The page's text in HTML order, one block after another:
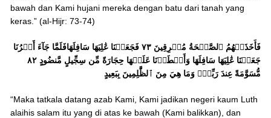
bawah dan Kami hujani mereka dengan batu dari tanah yang
keras.” (al-Hijr: 73-74)
فَأَخَذَتۡهُمُ ٱلصَّيۡحَةُ مُشۡرِقِينَ ٧٣ فَجَعَلۡنَا عَٰلِيَهَا سَافِلَهَافَلَمَّا جَآءَ أَمۡرُنَا
جَعَلۡنَا عَٰلِيَهَا سَافِلَهَا وَأَمۡطَرۡنَا عَلَيۡهَا حِجَارَةً مِّن سِجِّيلٍ مَّنضُودٍ ٨٢
مُّسَوَّمَةً عِندَ رَبِّكَۖ وَمَا هِيَ مِنَ ٱلظَّٰلِمِينَ بِبَعِيدٍ
“Maka tatkala datang azab Kami, Kami jadikan negeri kaum Luth
alaihis salam itu yang di atas ke bawah (Kami balikkan), dan